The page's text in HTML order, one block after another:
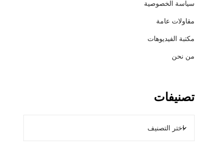
سياسة الخصوصية
مقاولات عامة
مكتبة الفيديوهات
من نحن
تصنيفات